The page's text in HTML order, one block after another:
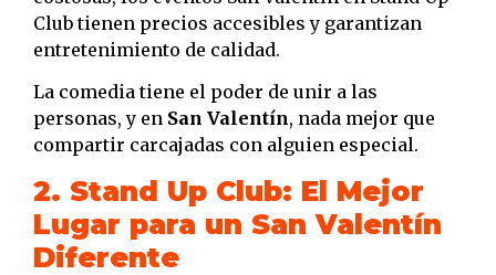
Club tienen precios accesibles y garantizan
entretenimiento de calidad.
La comedia tiene el poder de unir a las
personas, y en San Valentín, nada mejor que
compartir carcajadas con alguien especial.
2. Stand Up Club: El Mejor
Lugar para un San Valentín
Diferente